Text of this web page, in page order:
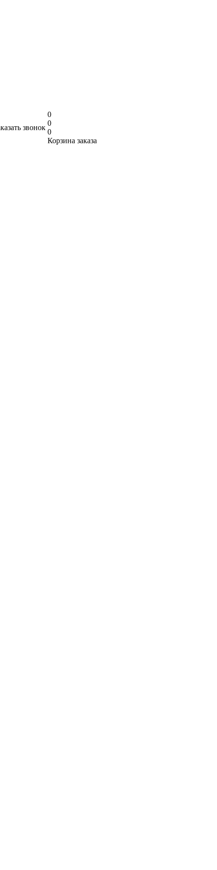
звонок
0
0
0
Корзина заказа